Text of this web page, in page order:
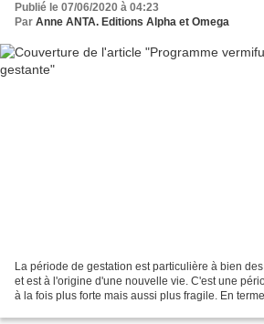
Publié le 07/06/2020 à 04:23
Par Anne ANTA. Editions Alpha et Omega
La période de gestation est particulière à bien
et est à l'origine d'une nouvelle vie. C'est une
à la fois plus forte mais aussi plus fragile. En